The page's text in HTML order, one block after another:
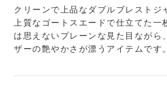
クリーンで上品なダブルブレストジ
上質なゴートスエードで仕立てた一
は思えないプレーンな見た目ながら
ザーの艶やかさが漂うアイテムです。